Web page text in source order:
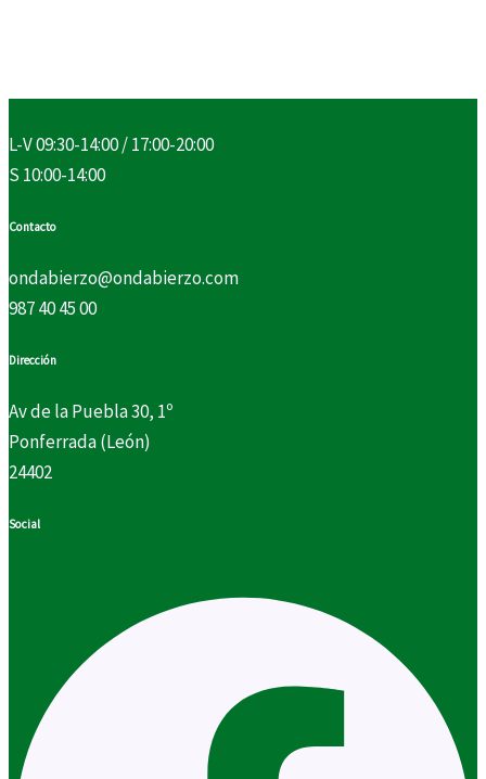
L-V 09:30-14:00 / 17:00-20:00
S 10:00-14:00
Contacto
ondabierzo@ondabierzo.com
987 40 45 00
Dirección
Av de la Puebla 30, 1º
Ponferrada (León)
24402
Social